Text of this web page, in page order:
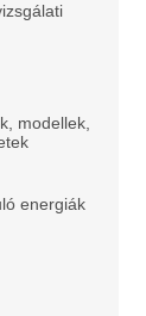
modellek,
energiák